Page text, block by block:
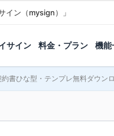
イン（mysign）」
サイン 料金・プラン 機能
約書ひな型・テンプレ無料ダウン